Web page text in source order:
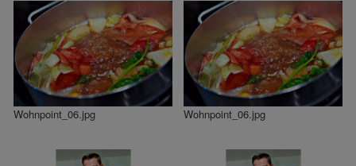
Wohnpoint_06.jpg Wohnpoint_06.jpg